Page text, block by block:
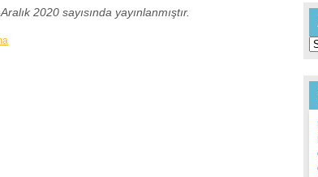
2020 sayısında yayınlanmıştır.